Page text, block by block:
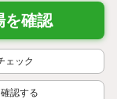
を確認
ェック
認する